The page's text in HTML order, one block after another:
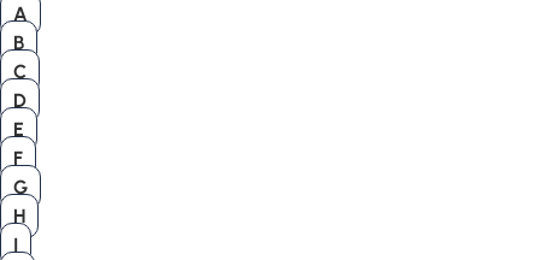
A
B
C
D
E
F
G
H
I